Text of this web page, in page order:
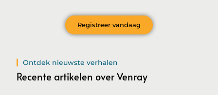
Registreer vandaag
Ontdek nieuwste verhalen
Recente artikelen over Venray